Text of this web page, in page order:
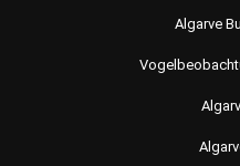
Algarve